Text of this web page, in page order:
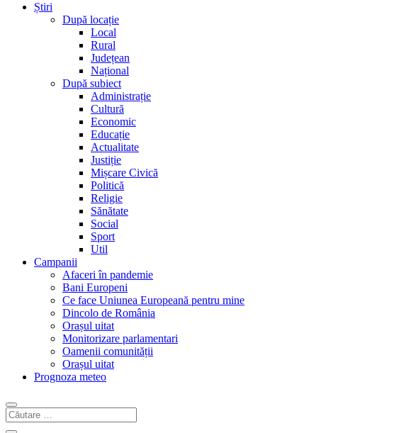
Știri
După locație
Local
Rural
Județean
Național
După subiect
Administrație
Cultură
Economic
Educație
Actualitate
Justiție
Mișcare Civică
Politică
Religie
Sănătate
Social
Sport
Util
Campanii
Afaceri în pandemie
Bani Europeni
Ce face Uniunea Europeană pentru mine
Dincolo de România
Orașul uitat
Monitorizare parlamentari
Oamenii comunității
Orașul uitat
Prognoza meteo